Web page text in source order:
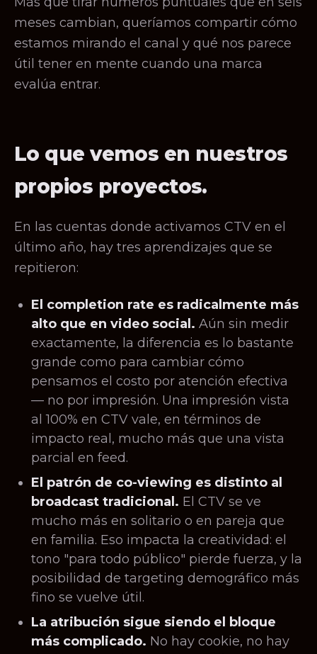
meses cambian, queríamos compartir cómo
estamos mirando el canal y qué nos parece
útil tener en mente cuando una marca
evalúa entrar.
Lo que vemos en nuestros
propios proyectos.
En las cuentas donde activamos CTV en el
último año, hay tres aprendizajes que se
repitieron:
El completion rate es radicalmente más
alto que en video social. Aún sin medir
exactamente, la diferencia es lo bastante
grande como para cambiar cómo
pensamos el costo por atención efectiva
— no por impresión. Una impresión vista
al 100% en CTV vale, en términos de
impacto real, mucho más que una vista
parcial en feed.
El patrón de co-viewing es distinto al
broadcast tradicional. El CTV se ve
mucho más en solitario o en pareja que
en familia. Eso impacta la creatividad: el
tono "para todo público" pierde fuerza, y la
posibilidad de targeting demográfico más
fino se vuelve útil.
La atribución sigue siendo el bloque
más complicado. No hay cookie, no hay